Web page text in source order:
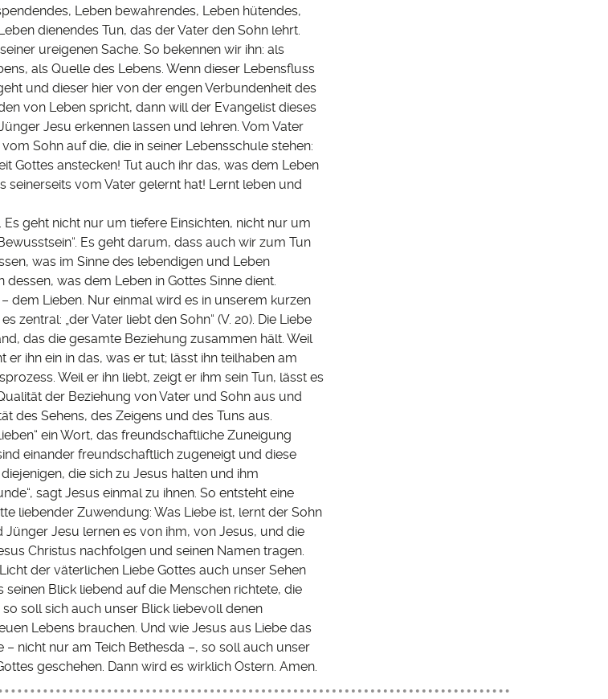
Leben bewahrendes, Leben hütendes,
dienendes Tun, das der Vater den Sohn lehrt.
ureigenen Sache. So bekennen wir ihn: als
als Quelle des Lebens. Wenn dieser Lebensfluss
und dieser hier von der engen Verbundenheit des
von Leben spricht, dann will der Evangelist dieses
Jesu erkennen lassen und lehren. Vom Vater
Sohn auf die, die in seiner Lebensschule stehen:
Gottes anstecken! Tut auch ihr das, was dem Leben
seinerseits vom Vater gelernt hat! Lernt leben und
Es geht nicht nur um tiefere Einsichten, nicht nur um
Es geht darum, dass auch wir zum Tun
was im Sinne des lebendigen und Leben
was dem Leben in Gottes Sinne dient.
dem Lieben. Nur einmal wird es in unserem kurzen
zentral: „der Vater liebt den Sohn“ (V. 20). Die Liebe
das die gesamte Beziehung zusammen hält. Weil
er ihn ein in das, was er tut; lässt ihn teilhaben am
Weil er ihn liebt, zeigt er ihm sein Tun, lässt es
der Beziehung von Vater und Sohn aus und
des Sehens, des Zeigens und des Tuns aus.
ein Wort, das freundschaftliche Zuneigung
einander freundschaftlich zugeneigt und diese
die sich zu Jesus halten und ihm
sagt Jesus einmal zu ihnen. So entsteht eine
liebender Zuwendung: Was Liebe ist, lernt der Sohn
Jesu lernen es von ihm, von Jesus, und die
Christus nachfolgen und seinen Namen tragen.
der väterlichen Liebe Gottes auch unser Sehen
seinen Blick liebend auf die Menschen richtete, die
soll sich auch unser Blick liebevoll denen
Lebens brauchen. Und wie Jesus aus Liebe das
nicht nur am Teich Bethesda –, so soll auch unser
geschehen. Dann wird es wirklich Ostern. Amen.